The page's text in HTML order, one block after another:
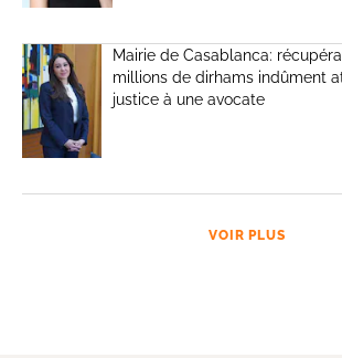
Mairie de Casablanca:
millions de dirhams indûment
justice à une avocate
VOIR PLUS